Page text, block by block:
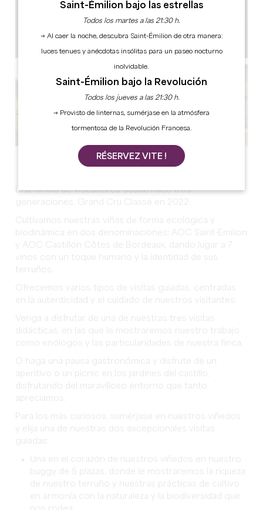
Ver todas las fotos
Una familia de viticultores desde hace tres
generaciones, Grand Cru Classé en 2022.
Cultivamos nuestras viñas de forma ecológica y
biodinámica en dos denominaciones: AOC Saint-Emilion
y AOC Castillon Côtes de Bordeaux, dando lugar a 7
vinos con un toque humano y la identidad de sus
terruños.
Ofrecemos varios tipos de visitas guiadas, centradas
en la autenticidad y el cuidado de nuestros visitantes:
Venga a disfrutar de una de nuestras tres visitas
didácticas, en las que le mostraremos nuestro trabajo
como enólogos y las particularidades de nuestra finca.
O haga una pausa gastronómica y disfrute de un
aperitivo o un picnic en los jardines del castillo,
disfrutando del maravilloso entorno que tanto
apreciamos.
Para los más curiosos, sumérjase en nuestros viñedos
y elija una de nuestras dos excepcionales visitas
guiadas:
Una en el corazón de nuestros viñedos en nuestro
buggy de 5 plazas, donde le mostraremos la riqueza
de nuestro terruño y nuestras prácticas de cultivo
en armonía con la naturaleza y la biodiversidad que
Saint-Émilion bajo las estrellas
Todos los martes a las 21:30 h.
→ Al caer la noche, descubra Saint-Émilion de otra manera:
luces tenues y anécdotas insólitas para un paseo nocturno
inolvidable.
Saint-Émilion bajo la Revolución
Todos los jueves a las 21:30 h.
→ Provisto de linternas, sumérjase en la atmósfera
tormentosa de la Revolución Francesa.
RÉSERVEZ VITE !